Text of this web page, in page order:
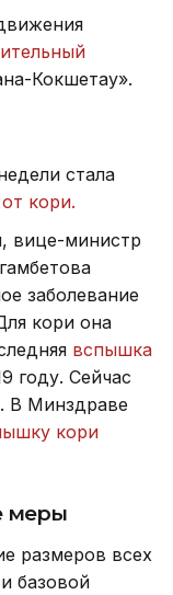
Кокшетау».
стала
кори.
вице-министр
заболевание
кори она
вспышка
году. Сейчас
В Минздраве
кори
меры
размеров всех
и базовой